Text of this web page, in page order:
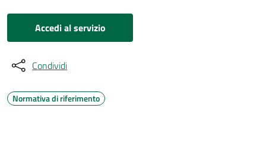
Accedi al servizio
Condividi
Normativa di riferimento